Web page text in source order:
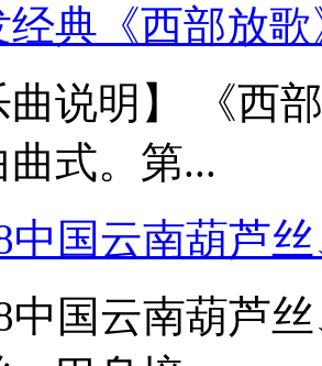
经典《西部放
曲说明】 《西
曲式。第...
中国云南葫芦
中国云南葫芦